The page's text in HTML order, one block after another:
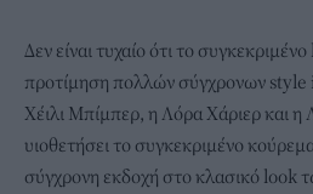
Δεν είναι τυχαίο ότι το
προτίμηση πολλών σύγχρονων
Χέιλι Μπίμπερ, η Λόρα Χάριερ και η
υιοθετήσει το συγκεκριμένο
σύγχρονη εκδοχή στο κλασικό look